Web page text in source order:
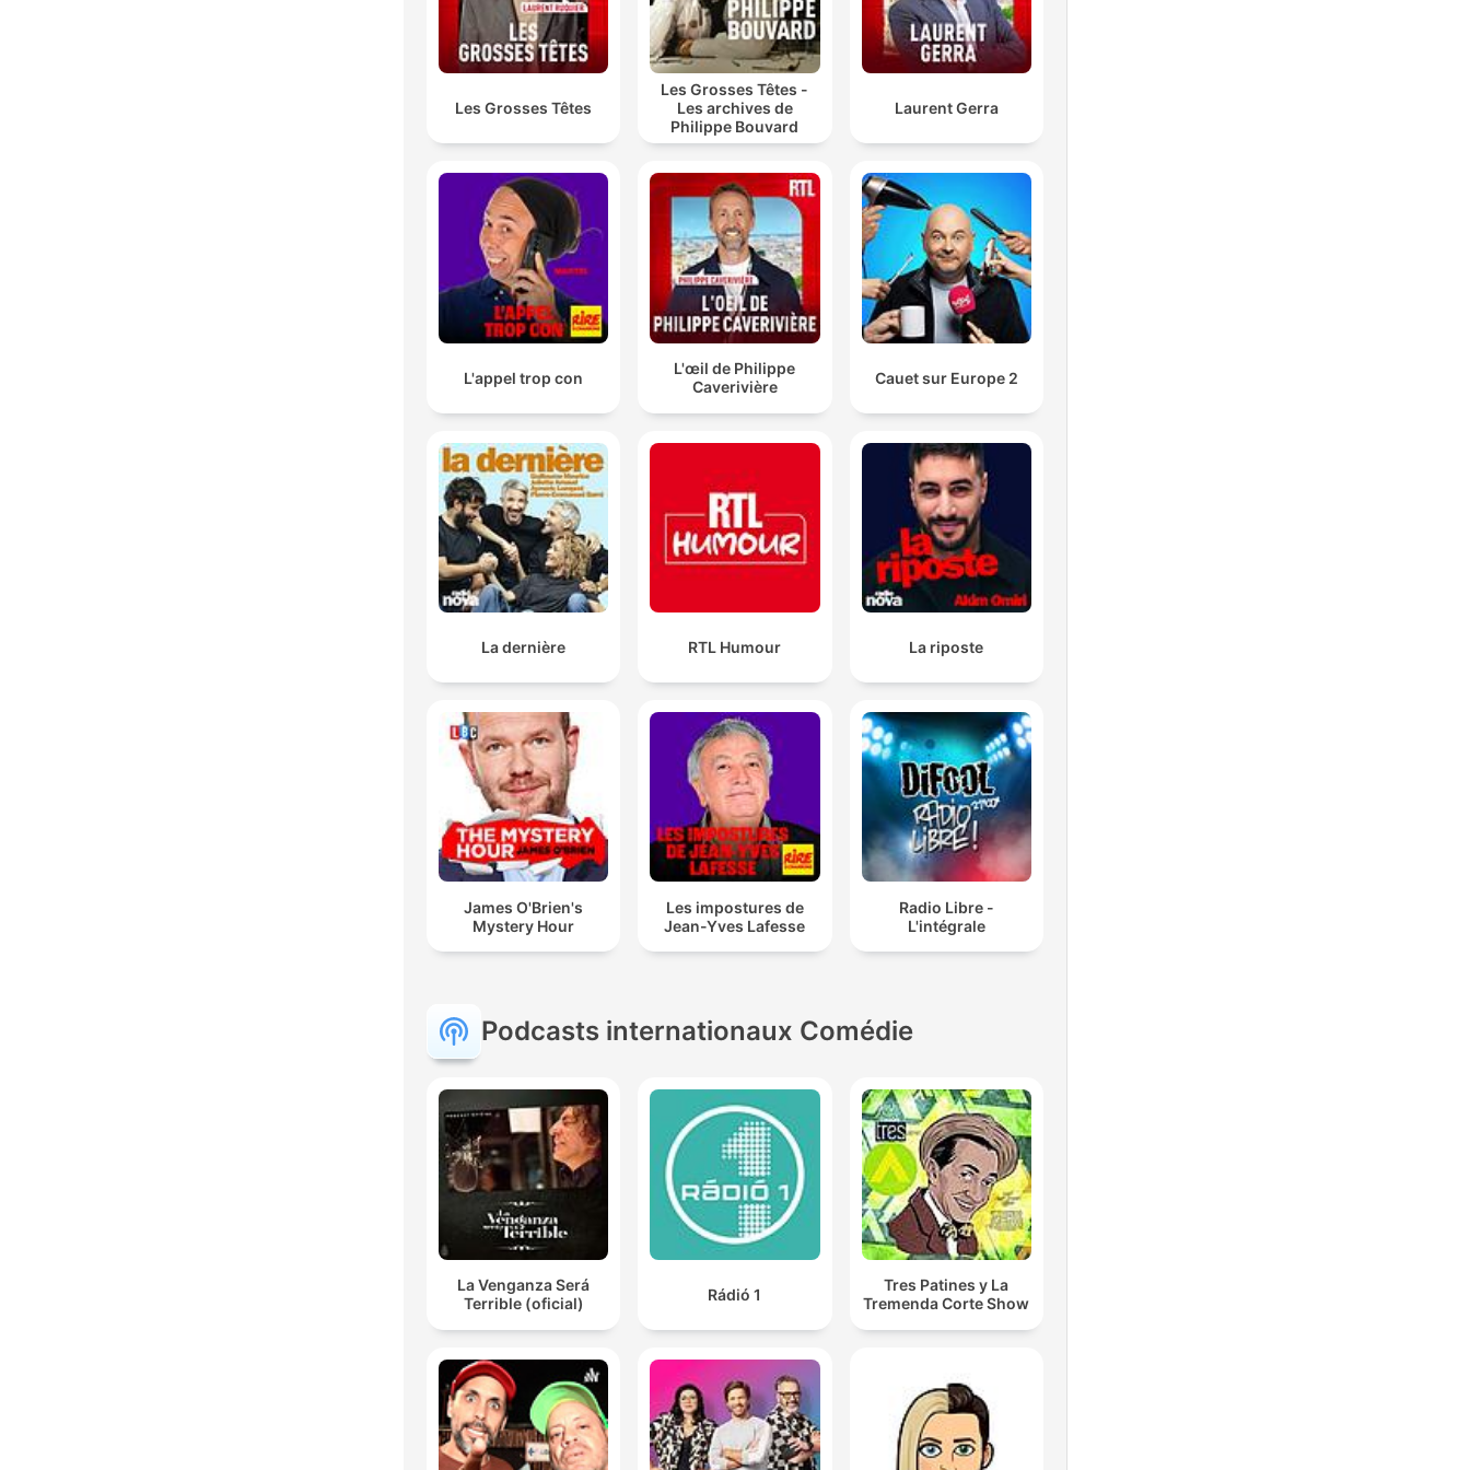
Hvad laver du her i farfars bunker?
00:41:52 · De konfronterer Emil, som sidder uventet i det
underjordiske anlæg.
Les Grosses Têtes
Les Grosses Têtes -
Les archives de
Philippe Bouvard
Laurent Gerra
L'appel trop con
L'œil de Philippe
Caverivière
Cauet sur Europe 2
La dernière RTL Humour La riposte
James O'Brien's
Mystery Hour
Les impostures de
Jean-Yves Lafesse
Radio Libre -
L'intégrale
Podcasts internationaux Comédie
La Venganza Será
Terrible (oficial)
Rádió 1
Tres Patines y La
Tremenda Corte Show